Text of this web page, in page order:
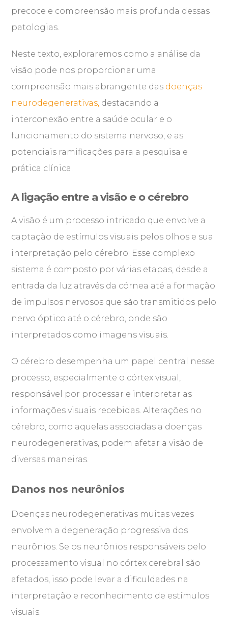
precoce e compreensão mais profunda dessas
patologias.
Neste texto, exploraremos como a análise da
visão pode nos proporcionar uma
compreensão mais abrangente das doenças
neurodegenerativas, destacando a
interconexão entre a saúde ocular e o
funcionamento do sistema nervoso, e as
potenciais ramificações para a pesquisa e
prática clínica.
A ligação entre a visão e o cérebro
A visão é um processo intricado que envolve a
captação de estímulos visuais pelos olhos e sua
interpretação pelo cérebro. Esse complexo
sistema é composto por várias etapas, desde a
entrada da luz através da córnea até a formação
de impulsos nervosos que são transmitidos pelo
nervo óptico até o cérebro, onde são
interpretados como imagens visuais.
O cérebro desempenha um papel central nesse
processo, especialmente o córtex visual,
responsável por processar e interpretar as
informações visuais recebidas. Alterações no
cérebro, como aquelas associadas a doenças
neurodegenerativas, podem afetar a visão de
diversas maneiras.
Danos nos neurônios
Doenças neurodegenerativas muitas vezes
envolvem a degeneração progressiva dos
neurônios. Se os neurônios responsáveis pelo
processamento visual no córtex cerebral são
afetados, isso pode levar a dificuldades na
interpretação e reconhecimento de estímulos
visuais.